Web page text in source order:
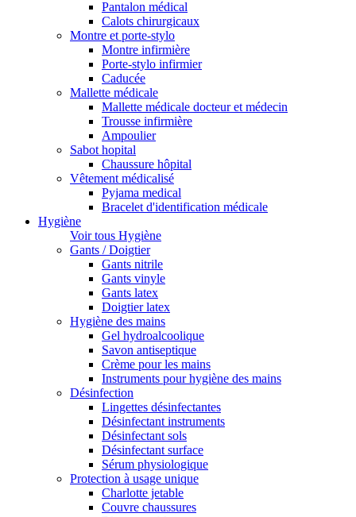
Pantalon médical
Calots chirurgicaux
Montre et porte-stylo
Montre infirmière
Porte-stylo infirmier
Caducée
Mallette médicale
Mallette médicale docteur et médecin
Trousse infirmière
Ampoulier
Sabot hopital
Chaussure hôpital
Vêtement médicalisé
Pyjama medical
Bracelet d'identification médicale
Hygiène
Voir tous Hygiène
Gants / Doigtier
Gants nitrile
Gants vinyle
Gants latex
Doigtier latex
Hygiène des mains
Gel hydroalcoolique
Savon antiseptique
Crème pour les mains
Instruments pour hygiène des mains
Désinfection
Lingettes désinfectantes
Désinfectant instruments
Désinfectant sols
Désinfectant surface
Sérum physiologique
Protection à usage unique
Charlotte jetable
Couvre chaussures